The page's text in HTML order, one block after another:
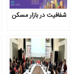
شفافیت در بازار مسکن